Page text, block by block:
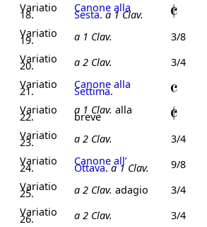
Variatio
18.
Canone alla
Sesta.a 1 Clav.
Variatio
19. a 1 Clav.
3/8
Variatio
20. a 2 Clav. 3/4
Variatio
21.
Canone alla
Settima.
Variatio
22.
a 1 Clav. alla
breve
Variatio
23. a 2 Clav. 3/4
Variatio
24.
Canone all’
Ottava.a 1 Clav.
9/8
Variatio
25. a 2 Clav. adagio 3/4
Variatio
26. a 2 Clav. 3/4